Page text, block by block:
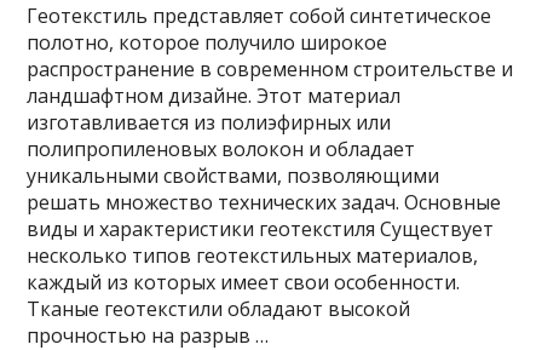
Геотекстиль представляет собой синтетическое
полотно, которое получило широкое
распространение в современном строительстве и
ландшафтном дизайне. Этот материал
изготавливается из полиэфирных или
полипропиленовых волокон и обладает
уникальными свойствами, позволяющими
решать множество технических задач. Основные
виды и характеристики геотекстиля Существует
несколько типов геотекстильных материалов,
каждый из которых имеет свои особенности.
Тканые геотекстили обладают высокой
прочностью на разрыв …